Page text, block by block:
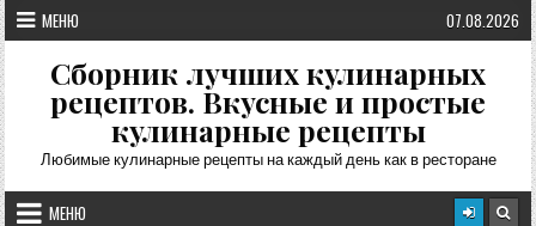
Перейти
к
содержимому
МЕНЮ 07.08.2026
Сборник лучших кулинарных
рецептов. Вкусные и простые
кулинарные рецепты
Любимые кулинарные рецепты на каждый день как в ресторане
МЕНЮ